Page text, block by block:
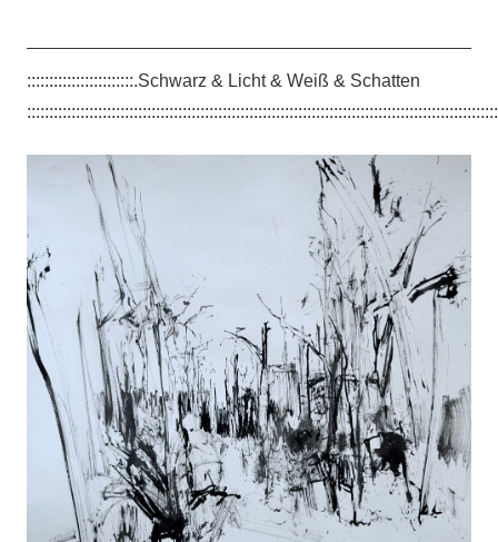
::::::::::::::::::::::::.Schwarz & Licht & Weiß & Schatten